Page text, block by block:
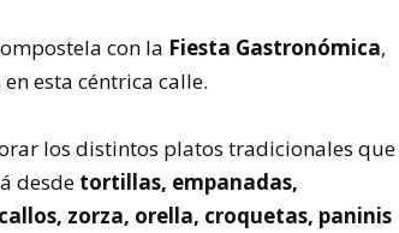
con la Fiesta Gastronómica,
esta céntrica calle.
los distintos platos tradicionales que
desde tortillas, empanadas,
zorza, orella, croquetas, paninis